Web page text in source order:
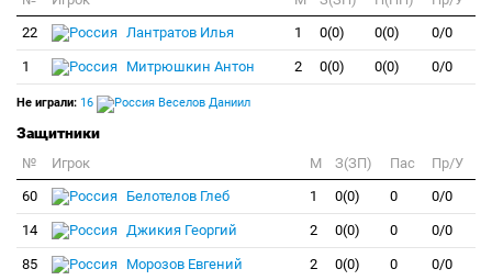
22
Лантратов Илья 1 0(0) 0(0) 0/0
1 Митрюшкин Антон 2 0(0) 0(0) 0/0
Не играли: 16 Веселов Даниил
Защитники
№ Игрок M З(ЗП) Пас
Пр/У
60
Белотелов Глеб 1 0(0) 0 0/0
14 Джикия Георгий 2 0(0) 0 0/0
85 Морозов Евгений 2 0(0) 0 0/0